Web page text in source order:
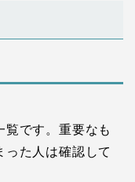
です。重要なも
た人は確認して